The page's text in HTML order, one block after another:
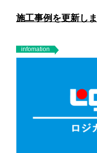
施工事例を更新しま
infomation